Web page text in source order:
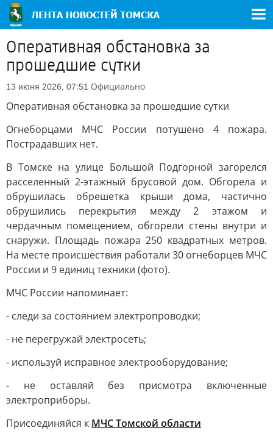
Оперативная обстановка за
прошедшие сутки
13 июня 2026, 07:51 Официально
Оперативная обстановка за прошедшие сутки
Огнеборцами МЧС России потушено 4 пожара.
Пострадавших нет.
В Томске на улице Большой Подгорной загорелся
расселенный 2-этажный брусовой дом. Обгорела и
обрушилась обрешетка крыши дома, частично
обрушились перекрытия между 2 этажом и
чердачным помещением, обгорели стены внутри и
снаружи. Площадь пожара 250 квадратных метров.
На месте происшествия работали 30 огнеборцев МЧС
России и 9 единиц техники (фото).
МЧС России напоминает:
- следи за состоянием электропроводки;
- не перегружай электросеть;
- используй исправное электрооборудование;
- не оставляй без присмотра включенные
электроприборы.
Присоединяйся к МЧС Томской области